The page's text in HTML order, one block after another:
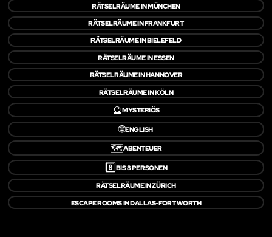
RÄTSELRÄUME IN MÜNCHEN
RÄTSELRÄUME IN FRANKFURT
RÄTSELRÄUME IN BIELEFELD
RÄTSELRÄUME IN ESSEN
RÄTSELRÄUME IN HANNOVER
RÄTSELRÄUME IN KÖLN
🔮MYSTERIÖS
🌐ENGLISH
🗺️ABENTEUER
8️⃣BIS 8 PERSONEN
RÄTSELRÄUME IN ZÜRICH
ESCAPE ROOMS IN DALLAS-FORT WORTH